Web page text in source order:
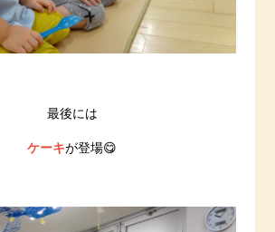
最後には
ケーキが登場😋